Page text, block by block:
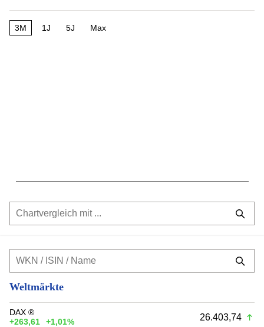
3M 1J 5J Max
Weltmärkte
DAX ®
+263,61
+1,01% 26.403,74